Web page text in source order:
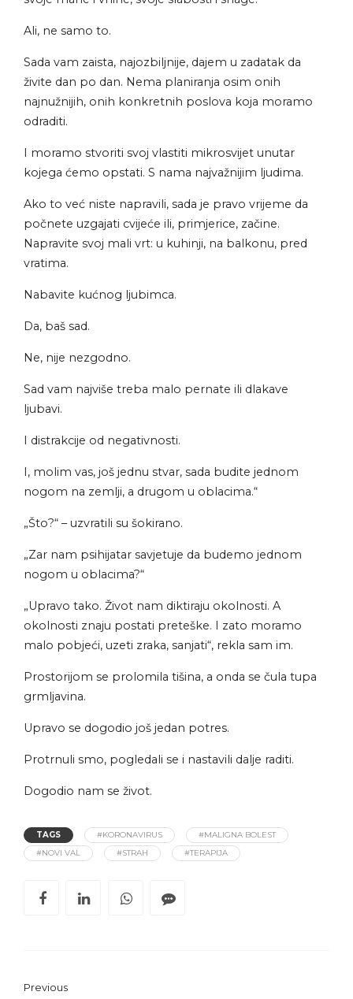
Ali, ne samo to.
Sada vam zaista, najozbiljnije, dajem u zadatak da
živite dan po dan. Nema planiranja osim onih
najnužnijih, onih konkretnih poslova koja moramo
odraditi.
I moramo stvoriti svoj vlastiti mikrosvijet unutar
kojega ćemo opstati. S nama najvažnijim ljudima.
Ako to već niste napravili, sada je pravo vrijeme da
počnete uzgajati cvijeće ili, primjerice, začine.
Napravite svoj mali vrt: u kuhinji, na balkonu, pred
vratima.
Nabavite kućnog ljubimca.
Da, baš sad.
Ne, nije nezgodno.
Sad vam najviše treba malo pernate ili dlakave
ljubavi.
I distrakcije od negativnosti.
I, molim vas, još jednu stvar, sada budite jednom
nogom na zemlji, a drugom u oblacima.“
„Što?“ – uzvratili su šokirano.
„Zar nam psihijatar savjetuje da budemo jednom
nogom u oblacima?“
„Upravo tako. Život nam diktiraju okolnosti. A
okolnosti znaju postati preteške. I zato moramo
malo pobjeći, uzeti zraka, sanjati“, rekla sam im.
Prostorijom se prolomila tišina, a onda se čula tupa
grmljavina.
Upravo se dogodio još jedan potres.
Protrnuli smo, pogledali se i nastavili dalje raditi.
Dogodio nam se život.
TAGS #KORONAVIRUS
#MALIGNA BOLEST
#NOVI VAL
#STRAH #TERAPIJA
Previous